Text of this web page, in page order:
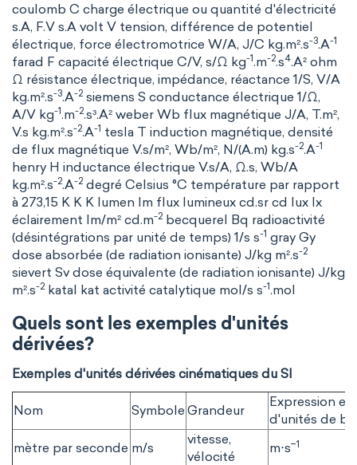
coulomb C charge électrique ou quantité d'électricité
s.A, F.V s.A volt V tension, différence de potentiel
électrique, force électromotrice W/A, J/C kg.m².s-3.A-1
farad F capacité électrique C/V, s/Ω kg-1.m-2.s4.A² ohm
Ω résistance électrique, impédance, réactance 1/S, V/A
kg.m².s-3.A-2 siemens S conductance électrique 1/Ω,
A/V kg-1.m-2.s³.A² weber Wb flux magnétique J/A, T.m²,
V.s kg.m².s-2.A-1 tesla T induction magnétique, densité
de flux magnétique V.s/m², Wb/m², N/(A.m) kg.s-2.A-1
henry H inductance électrique V.s/A, Ω.s, Wb/A
kg.m².s-2.A-2 degré Celsius °C température par rapport
à 273,15 K K K lumen lm flux lumineux cd.sr cd lux lx
éclairement lm/m² cd.m-2 becquerel Bq radioactivité
(désintégrations par unité de temps) 1/s s-1 gray Gy
dose absorbée (de radiation ionisante) J/kg m².s-2
sievert Sv dose équivalente (de radiation ionisante) J/kg
m².s-2 katal kat activité catalytique mol/s s-1.mol
Quels sont les exemples d'unités
dérivées?
Exemples d'unités dérivées cinématiques du SI
Nom Symbole Grandeur
Expression
d'unités de
mètre par seconde m/s
vitesse,
vélocité
m⋅s−1